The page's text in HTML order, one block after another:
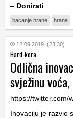
– Donirati
bacanje hrane hrana
12.09.2019. (23:30)
Hard-kora
Odlična
svježinu
https://twitter.com/
Inovaciju je razvio